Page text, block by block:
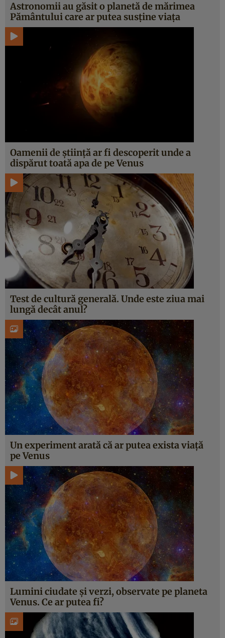
Astronomii au găsit o planetă de mărimea
Pământului care ar putea susține viața
Oamenii de știință ar fi descoperit unde a
dispărut toată apa de pe Venus
Test de cultură generală. Unde este ziua mai
lungă decât anul?
Un experiment arată că ar putea exista viață
pe Venus
Lumini ciudate și verzi, observate pe planeta
Venus. Ce ar putea fi?